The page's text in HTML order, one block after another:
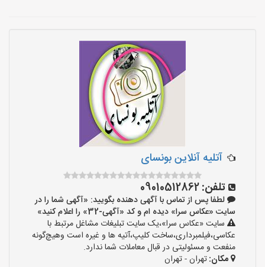
آتلیه آنلاین بونسای
تلفن:09010512862
لطفا پس از تماس با آگهی دهنده بگویید: «آگهی شما را در
سایت «عکاس سرا» دیده ام و کد «آگهی-32» را اعلام کنید»
سایت «عکاس سرا»،یک سایت تبلیغات مشاغل مرتبط با
عکاسی،فیلمبرداری،ساخت کلیپ،آتیه ها و غیره است وهیچ‌گونه
منفعت و مسئولیتی در قبال معاملات شما ندارد.
مکان:تهران - تهران